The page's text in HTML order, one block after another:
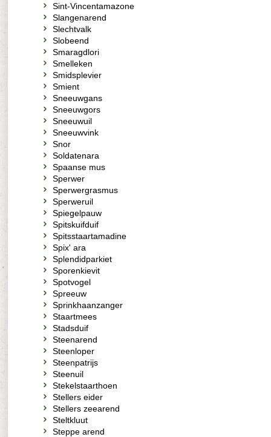
Sint-Vincentamazone
Slangenarend
Slechtvalk
Slobeend
Smaragdlori
Smelleken
Smidsplevier
Smient
Sneeuwgans
Sneeuwgors
Sneeuwuil
Sneeuwvink
Snor
Soldatenara
Spaanse mus
Sperwer
Sperwergrasmus
Sperweruil
Spiegelpauw
Spitskuifduif
Spitsstaartamadine
Spix' ara
Splendidparkiet
Sporenkievit
Spotvogel
Spreeuw
Sprinkhaanzanger
Staartmees
Stadsduif
Steenarend
Steenloper
Steenpatrijs
Steenuil
Stekelstaarthoen
Stellers eider
Stellers zeearend
Steltkluut
Steppe arend